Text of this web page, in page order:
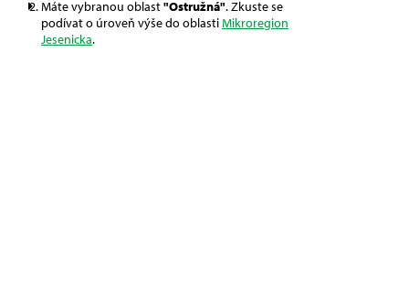
Máte vybranou oblast"Ostružná". Zkuste se
podívat o úroveň výše do oblastiMikroregion
Jesenicka.